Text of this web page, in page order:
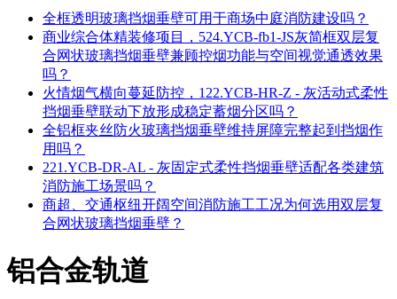
全框透明玻璃挡烟垂壁可用于商场中庭消防建设吗？
商业综合体精装修项目，524.YCB-fb1-JS灰简框双层复
合网状玻璃挡烟垂壁兼顾控烟功能与空间视觉通透效果
吗？
火情烟气横向蔓延防控，122.YCB-HR-Z - 灰活动式柔性
挡烟垂壁联动下放形成稳定蓄烟分区吗？
全铝框夹丝防火玻璃挡烟垂壁维持屏障完整起到挡烟作
用吗？
221.YCB-DR-AL - 灰固定式柔性挡烟垂壁适配各类建筑
消防施工场景吗？
商超、交通枢纽开阔空间消防施工工况为何选用双层复
合网状玻璃挡烟垂壁？
铝合金轨道